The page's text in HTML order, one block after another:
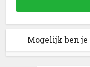
Mogelijk ben